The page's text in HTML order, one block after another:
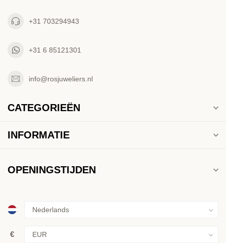
+31 703294943
+31 6 85121301
info@rosjuweliers.nl
CATEGORIEËN
INFORMATIE
OPENINGSTIJDEN
€